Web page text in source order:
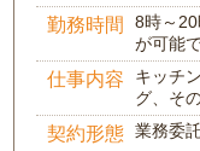
勤務時間
8時～
が可能
仕事内容
キッチ
グ、そ
契約形態 業務委託